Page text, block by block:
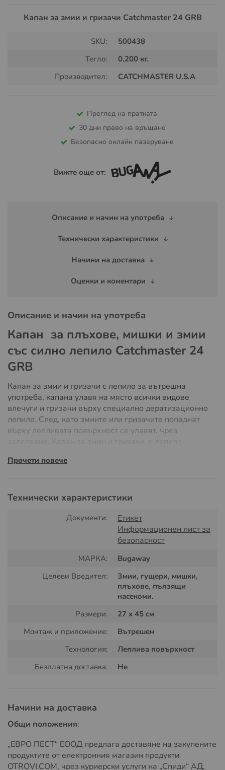
Капан за змии и гризачи Catchmaster 24 GRB
SKU:
500438
Тегло:
0,200 кг.
Производител:
CATCHMASTER U.S.A
Преглед на пратката
30 дни право на връщане
Безопасно онлайн пазаруване
Вижте още от:
Описание и начин на употреба
Технически характеристики
Начини на доставка
Оценки и коментари
Описание и начин на употреба
Капан за плъхове, мишки и змии
със силно лепило Catchmaster 24
GRB
Капан за змии и гризачи с лепило за вътрешна
употреба, капана улавя на място всички видове
влечуги и гризачи върху специално дератизационно
лепило. След, като змиите или гризачите попаднат
върху лепливата повърхност се улавят, чрез
змии с лепило позволява да се заложи цял, разгънат
или сгънат, като тунел. Този капан за змии, мишки и
плъхове е предназначен за вътрешна употреба или
външна под навес, не може да бъде мокред от дъжд и
Безотровен капан с лепило за плъхове, мишки и змии,
нетоксичен с аромат на фъстъчено масло, напълно
безопасен одобрен за употреба в ресторанти, болници,
предприятия и зони за подготовка на хранителни
гризачи:
Прочети повече
Технически характеристики
Документи:
Етикет
Информационен лист за
безопасност
МАРКА:
Bugaway
Целеви Вредител:
Змии, гущери, мишки,
плъхове, пълзящи
насекоми.
Размери:
27 х 45 см
Монтаж и приложение:
Вътрешен
Технология:
Леплива повърхност
Безплатна доставка:
Не
Начини на доставка
Общи положения:
„ЕВРО ПЕСТ“ ЕООД предлага доставяне на закупените
продуктите от електронния магазин продукти
OTROVI.COM, чрез куриерски услуги на „Спиди“ АД,